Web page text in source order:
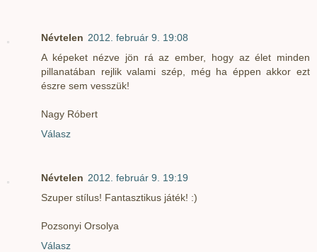
Névtelen 2012. február 9. 19:08
A képeket nézve jön rá az ember, hogy az élet minden
pillanatában rejlik valami szép, még ha éppen akkor ezt
észre sem vesszük!
Nagy Róbert
Válasz
Névtelen 2012. február 9. 19:19
Szuper stílus! Fantasztikus játék! :)
Pozsonyi Orsolya
Válasz